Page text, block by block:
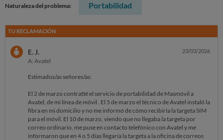
Naturaleza del problema: Portabilidad
TU RECLAMACIÓN
E. J.
A: Avatel
23/03/2026
Estimados/as señores/as:
El 2 de marzo contratté el servicio de portabilidad de Masmóvil a
Avatel, de mi línea de móvil . El 5 de marzo el técnico de Avatel instaló la
fibra en mi domicilio y no me informó de cómo recibiría la targeta SIM
para el móvil. El 10 de marzo, viendo que no llegaba la targeta por
correo ordinario, me puse en contacto telefónico con Avatel y me
informaron que en 4 o 5 días llegaría la targeta a la oficina de correos